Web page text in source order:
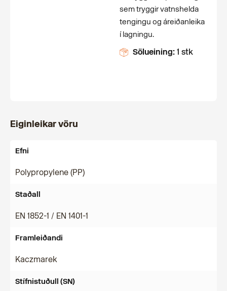
sem tryggir vatnshelda
tengingu og áreiðanleika
í lagningu.
Sölueining:1 stk
Eiginleikar vöru
Efni
Polypropylene (PP)
Staðall
EN 1852-1 / EN 1401-1
Framleiðandi
Kaczmarek
Stífnistuðull (SN)